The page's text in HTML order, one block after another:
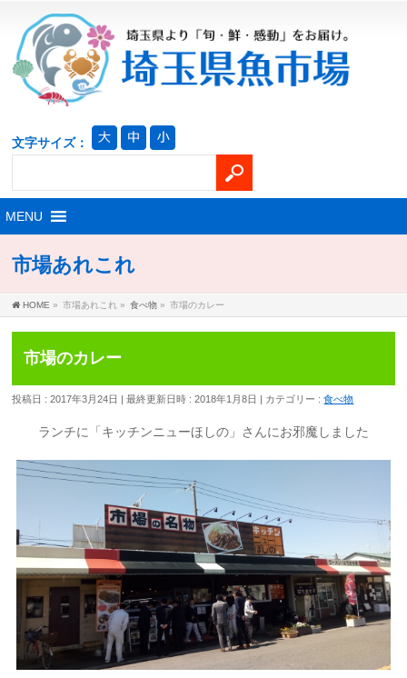
文字サイズ：
市場あれこれ
HOME » 市場あれこれ » 食べ物 » 市場のカレー
市場のカレー
投稿日 : 2017年3月24日 最終更新日時 : 2018年1月8日 カテゴリー :食べ物
ランチに「キッチンニューほしの」さんにお邪魔しました